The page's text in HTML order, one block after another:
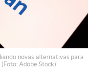
novas alternativas para
Adobe Stock)